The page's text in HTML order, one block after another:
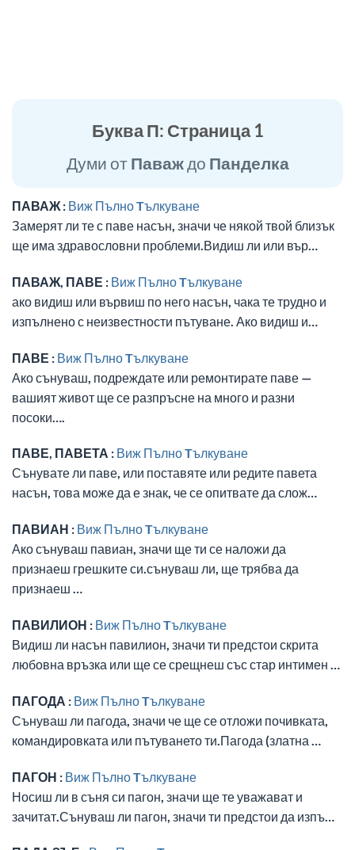
Буква П: Страница 1
Думи от Паваждо Панделка
ПАВАЖ : Виж Пълно Tълкуване
Замерят ли те с паве насън, значи че някой твой близък
ще има здравословни проблеми.Видиш ли или вър…
ПАВАЖ, ПАВЕ : Виж Пълно Tълкуване
ако видиш или вървиш по него насън, чака те трудно и
изпълнено с неизвестности пътуване. Ако видиш и…
ПАВЕ : Виж Пълно Tълкуване
Ако сънуваш, подреждате или ремонтирате паве —
вашият живот ще се разпръсне на много и разни
посоки….
ПАВЕ, ПАВЕТА : Виж Пълно Tълкуване
Сънувате ли паве, или поставяте или редите павета
насън, това може да е знак, че се опитвате да слож…
ПАВИАН : Виж Пълно Tълкуване
Ако сънуваш павиан, значи ще ти се наложи да
признаеш грешките си.сънуваш ли, ще трябва да
признаеш …
ПАВИЛИОН : Виж Пълно Tълкуване
Видиш ли насън павилион, значи ти предстои скрита
любовна връзка или ще се срещнеш със стар интимен …
ПАГОДА : Виж Пълно Tълкуване
Сънуваш ли пагода, значи че ще се отложи почивката,
командировката или пътуването ти.Пагода (златна …
ПАГОН : Виж Пълно Tълкуване
Носиш ли в съня си пагон, значи ще те уважават и
зачитат.Сънуваш ли пагон, значи ти предстои да изпъ…